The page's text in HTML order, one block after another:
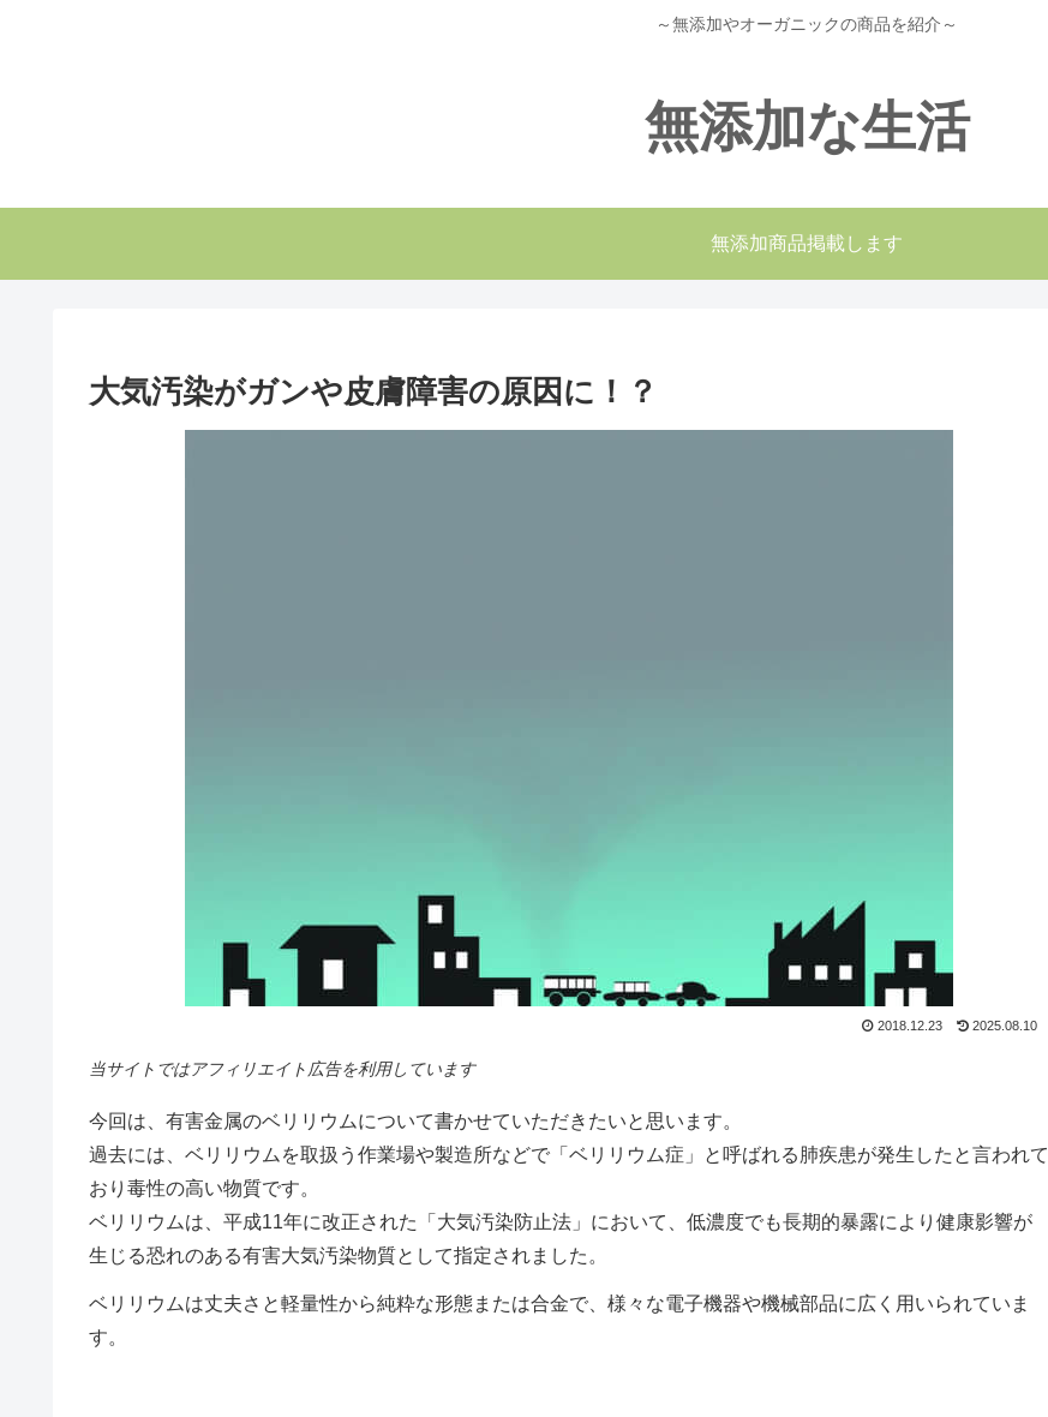
～無添加やオーガニックの商品を紹介～
無添加な生活
無添加商品掲載します
大気汚染がガンや皮膚障害の原因に！？
2018.12.23 2025.08.10
当サイトではアフィリエイト広告を利用しています
今回は、有害金属のベリリウムについて書かせていただきたいと思います。
過去には、ベリリウムを取扱う作業場や製造所などで「ベリリウム症」と呼ばれる肺疾患が発生したと言われて
おり毒性の高い物質です。
ベリリウムは、平成11年に改正された「大気汚染防止法」において、低濃度でも長期的暴露により健康影響が
生じる恐れのある有害大気汚染物質として指定されました。
ベリリウムは丈夫さと軽量性から純粋な形態または合金で、様々な電子機器や機械部品に広く用いられていま
す。